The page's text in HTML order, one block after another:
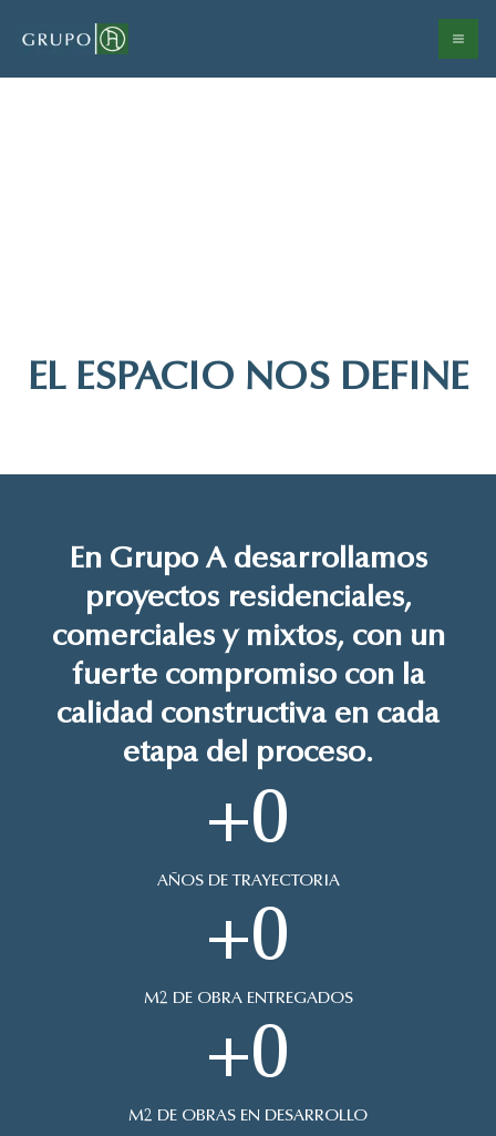
EL ESPACIO NOS DEFINE
En Grupo A desarrollamos
proyectos residenciales,
comerciales y mixtos, con un
fuerte compromiso con la
calidad constructiva en cada
etapa del proceso.
AÑOS DE TRAYECTORIA
+0
M2 DE OBRA ENTREGADOS
+0
M2 DE OBRAS EN DESARROLLO
+0